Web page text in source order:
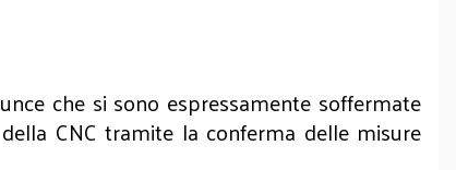
che si sono espressamente soffermate
CNC tramite la conferma delle misure